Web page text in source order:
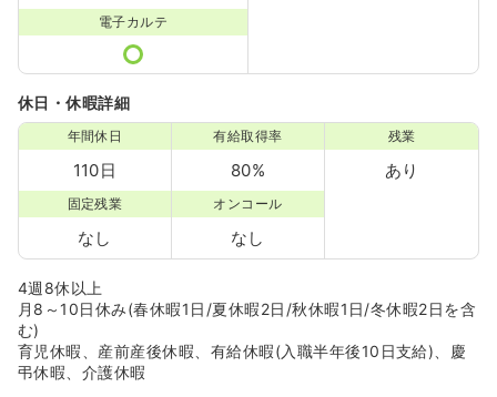
電子カルテ
休日・休暇詳細
年間休日
110日
有給取得率
80%
残業
あり
固定残業
なし
オンコール
なし
4週8休以上
月8～10日休み(春休暇1日/夏休暇2日/秋休暇1日/冬休暇2日を含
む)
育児休暇、産前産後休暇、有給休暇(入職半年後10日支給)、慶
弔休暇、介護休暇